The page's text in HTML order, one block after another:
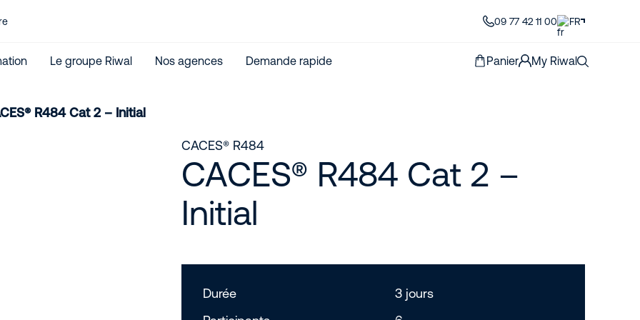
09 77 42 11 00 FR
Le groupe Riwal Nos agences Demande rapide Panier My Riwal
R484 Cat 2 – Initial
CACES® R484
CACES® R484 Cat 2 –
Initial
Durée
3 jours